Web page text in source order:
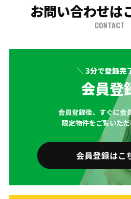
お問い合わせは
CONTACT
＼ 3分で登録完
会員登
会員登録後、すぐに会
限定物件をご覧いた
会員登録はこ